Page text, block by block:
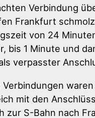
Verbindung
Frankfurt
von 24
bis 1 Minute und
verpasster
Verbindungen
mit den
zur S-Bahn nach